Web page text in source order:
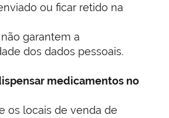
ou ficar retido na
não garantem a
dos dados pessoais.
medicamentos no
os locais de venda de